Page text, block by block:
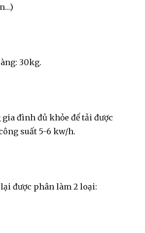
30kg.
đình đủ khỏe để tải được
suất 5-6 kw/h.
được phân làm 2 loại: